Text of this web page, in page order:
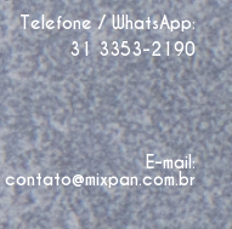
Telefone / WhatsApp:
31 3353-2190
E-mail:
contato@mixpan.com.br